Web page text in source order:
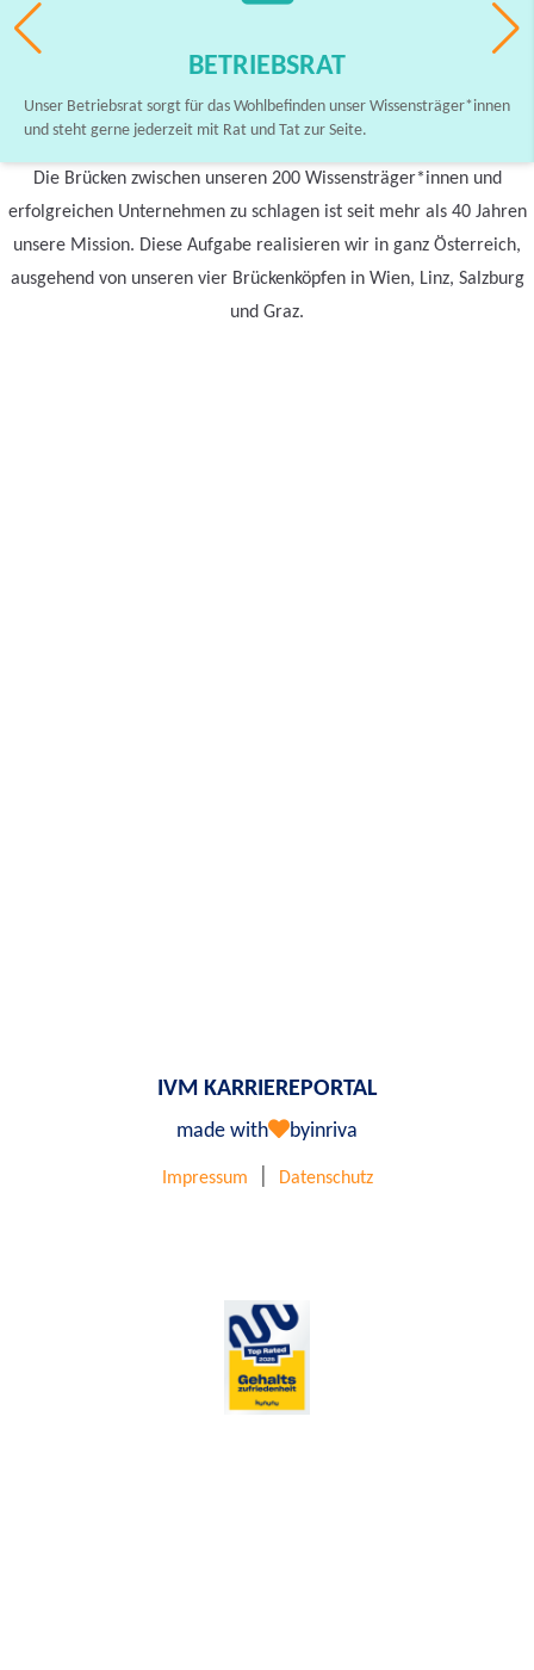
BETRIEBSRAT
Unser Betriebsrat sorgt für das Wohlbefinden unser Wissensträger*innen
und steht gerne jederzeit mit Rat und Tat zur Seite.
Die Brücken zwischen unseren 200 Wissensträger*innen und
erfolgreichen Unternehmen zu schlagen ist seit mehr als 40 Jahren
unsere Mission. Diese Aufgabe realisieren wir in ganz Österreich,
ausgehend von unseren vier Brückenköpfen in Wien, Linz, Salzburg
und Graz.
IVM KARRIEREPORTAL
made with byinriva
Impressum Datenschutz